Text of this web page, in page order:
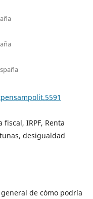
fiscal, IRPF, Renta
desigualdad
de cómo podría